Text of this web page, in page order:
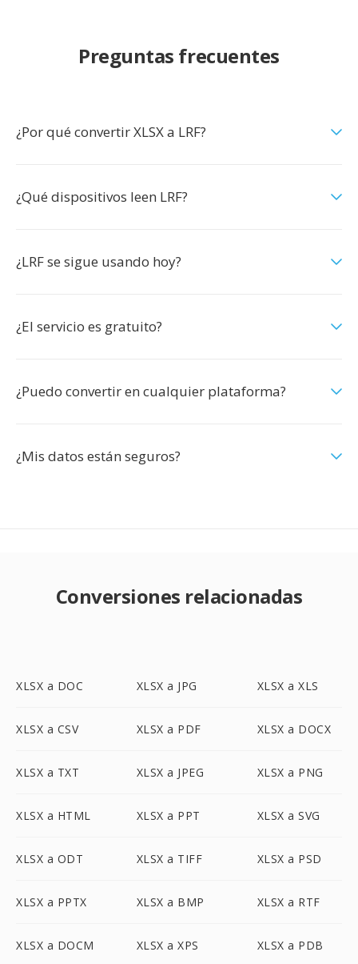
Preguntas frecuentes
¿Por qué convertir XLSX a LRF?
¿Qué dispositivos leen LRF?
¿LRF se sigue usando hoy?
¿El servicio es gratuito?
¿Puedo convertir en cualquier plataforma?
¿Mis datos están seguros?
Conversiones relacionadas
XLSX a DOC XLSX a JPG XLSX a XLS
XLSX a CSV XLSX a PDF XLSX a DOCX
XLSX a TXT XLSX a JPEG XLSX a PNG
XLSX a HTML XLSX a PPT XLSX a SVG
XLSX a ODT XLSX a TIFF XLSX a PSD
XLSX a PPTX XLSX a BMP XLSX a RTF
XLSX a DOCM XLSX a XPS XLSX a PDB